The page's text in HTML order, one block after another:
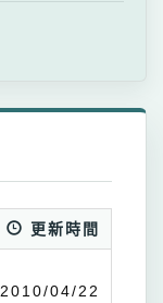
更新時間
2010/04/22